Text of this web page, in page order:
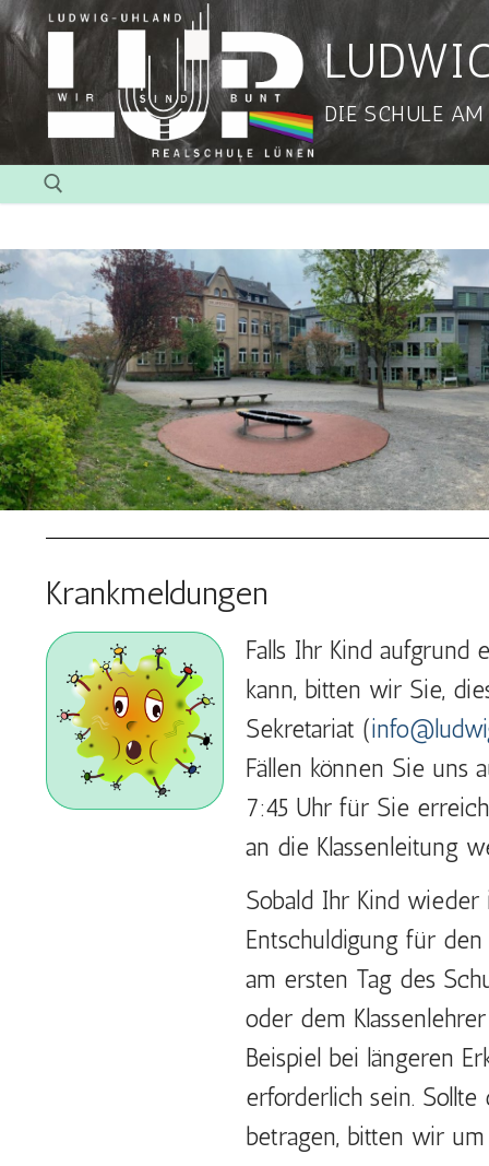
DIE SCHULE AM
Krankmeldungen
Falls Ihr Kind
kann, bitten wir Sie,
Sekretariat (
Fällen können Sie uns
7:45 Uhr für Sie
an die Klassenleitung
Sobald Ihr Kind
Entschuldigung für
am ersten Tag des
oder dem
Beispiel bei längeren
erforderlich sein. Sollte
betragen, bitten wir